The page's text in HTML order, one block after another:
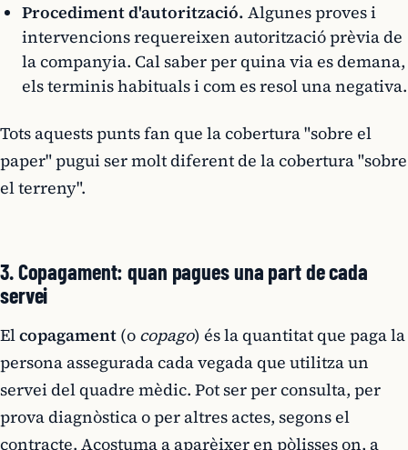
Procediment d'autorització. Algunes proves i
intervencions requereixen autorització prèvia de
la companyia. Cal saber per quina via es demana,
els terminis habituals i com es resol una negativa.
Tots aquests punts fan que la cobertura "sobre el
paper" pugui ser molt diferent de la cobertura "sobre
el terreny".
3. Copagament: quan pagues una part de cada
servei
Elcopagament (o copago) és la quantitat que paga la
persona assegurada cada vegada que utilitza un
servei del quadre mèdic. Pot ser per consulta, per
prova diagnòstica o per altres actes, segons el
contracte. Acostuma a aparèixer en pòlisses on, a